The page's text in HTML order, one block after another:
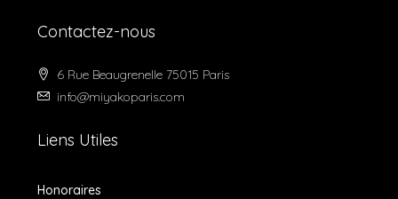
Contactez-nous
6 Rue Beaugrenelle 75015 Paris
info@miyakoparis.com
Liens Utiles
Honoraires